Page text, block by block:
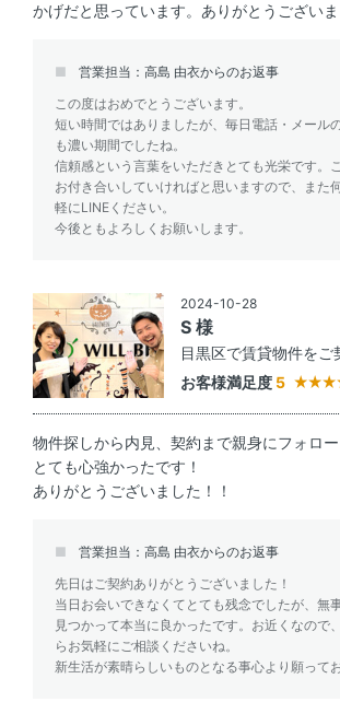
かげだと思っています。ありがとうございま
営業担当：高島 由衣からのお返事
この度はおめでとうございます。
短い時間ではありましたが、毎日電話・メール
も濃い期間でしたね。
信頼感という言葉をいただきとても光栄です。
お付き合いしていければと思いますので、また
軽にLINEください。
今後ともよろしくお願いします。
2024-10-28
S 様
目黒区で賃貸物件をご
お客様満足度 5
物件探しから内見、契約まで親身にフォロー
とても心強かったです！
ありがとうございました！！
営業担当：高島 由衣からのお返事
先日はご契約ありがとうございました！
当日お会いできなくてとても残念でしたが、無
見つかって本当に良かったです。お近くなので
らお気軽にご相談くださいね。
新生活が素晴らしいものとなる事心より願ってお